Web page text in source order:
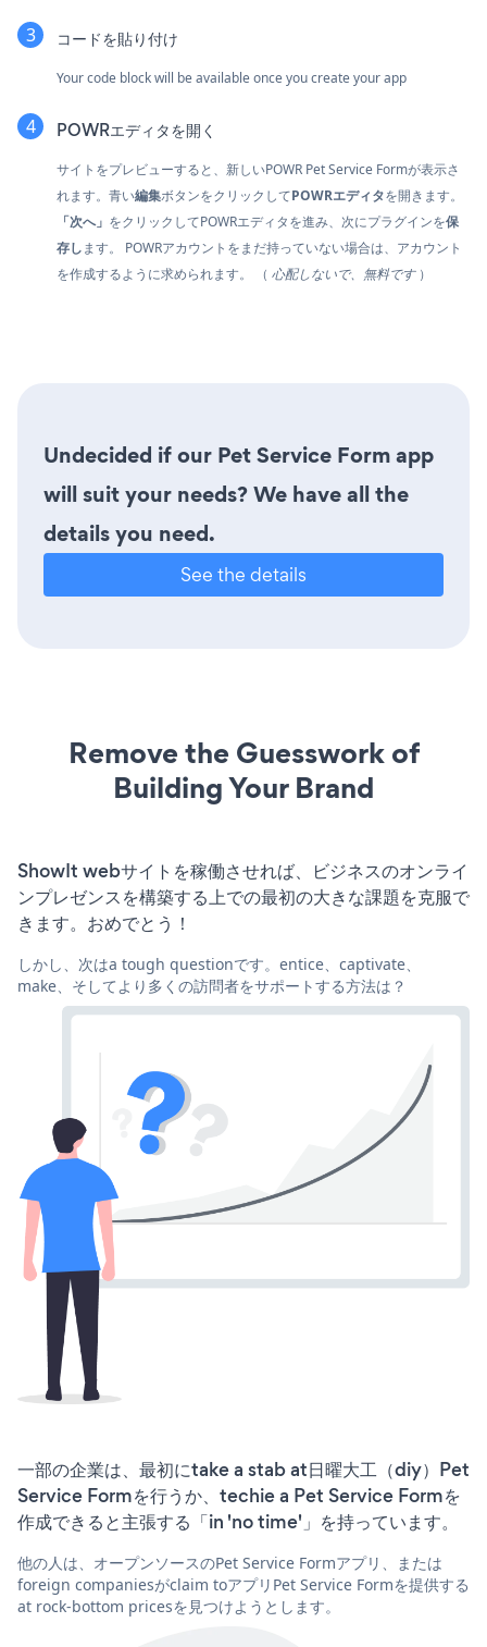
コードを貼り付け
Your code block will be available once you create your app
POWRエディタを開く
サイトをプレビューすると、新しいPOWR Pet Service Formが表示さ
れます。青い編集ボタンをクリックしてPOWRエディタを開きます。
「次へ」 をクリックしてPOWRエディタを進み、次にプラグインを保
存します。 POWRアカウントをまだ持っていない場合は、アカウント
を作成するように求められます。 （ 心配しないで、無料です）
Undecided if our Pet Service Form app
will suit your needs? We have all the
details you need.
See the details
Remove the Guesswork of
Building Your Brand
ShowIt webサイトを稼働させれば、ビジネスのオンライ
ンプレゼンスを構築する上での最初の大きな課題を克服で
きます。おめでとう！
しかし、次はa tough questionです。entice、captivate、
make、そしてより多くの訪問者をサポートする方法は？
一部の企業は、最初にtake a stab at日曜大工（diy）Pet
Service Formを行うか、techie a Pet Service Formを
作成できると主張する「in 'no time'」を持っています。
他の人は、オープンソースのPet Service Formアプリ、または
foreign companiesがclaim toアプリPet Service Formを提供する
at rock-bottom pricesを見つけようとします。